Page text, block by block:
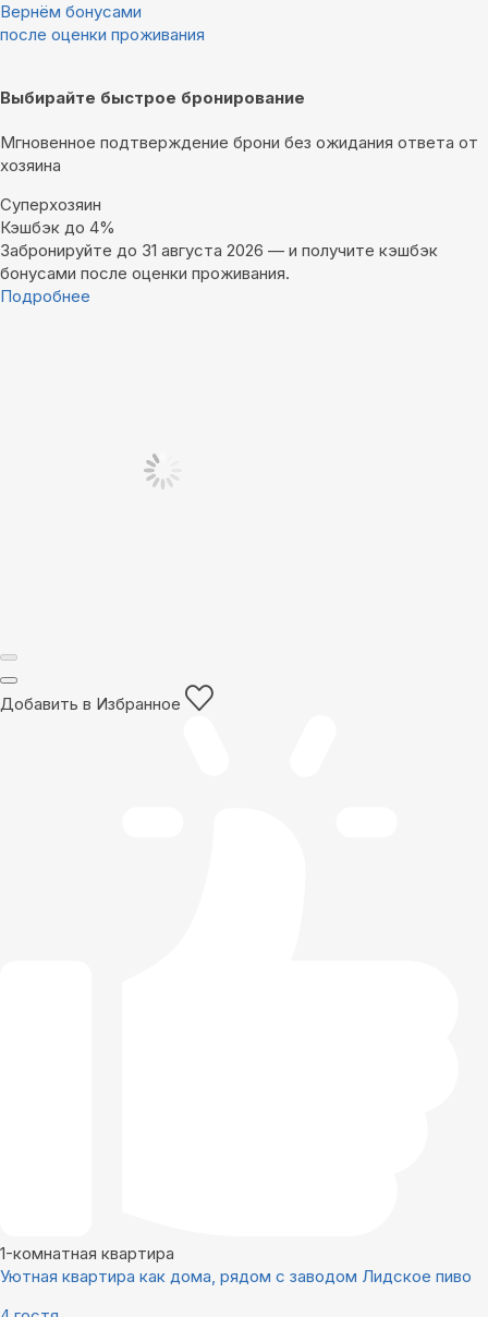
Вернём бонусами
после оценки проживания
Выбирайте быстрое бронирование
Мгновенное подтверждение брони без ожидания ответа от
хозяина
Суперхозяин
Кэшбэк до 4%
Забронируйте до 31 августа 2026 — и получите кэшбэк
бонусами после оценки проживания.
Подробнее
Добавить в Избранное
1-комнатная квартира
Уютная квартира как дома, рядом с заводом Лидское пиво